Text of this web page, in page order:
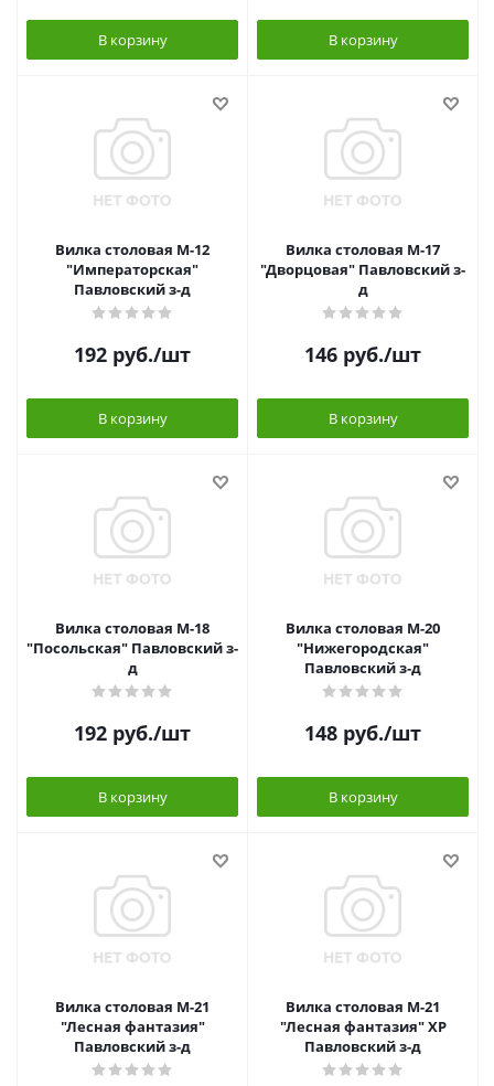
В корзину В корзину
Вилка столовая М-12
"Императорская"
Павловский з-д
192 руб./шт
В корзину
Вилка столовая М-17
"Дворцовая" Павловский з-
д
146 руб./шт
В корзину
Вилка столовая М-18
"Посольская" Павловский з-
д
192 руб./шт
В корзину
Вилка столовая М-20
"Нижегородская"
Павловский з-д
148 руб./шт
В корзину
Вилка столовая М-21
"Лесная фантазия"
Павловский з-д
Вилка столовая М-21
"Лесная фантазия" ХР
Павловский з-д